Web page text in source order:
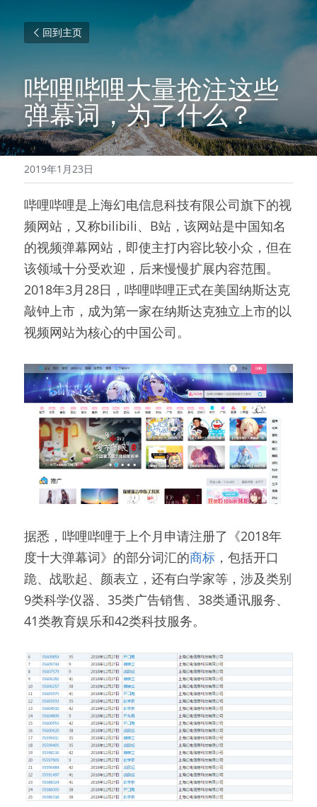
回到主页
哔哩哔哩大量抢注这些
弹幕词，为了什么？
2019年1月23日
哔哩哔哩是上海幻电信息科技有限公司旗下的视
频网站，又称bilibili、B站，该网站是中国知名
的视频弹幕网站，即使主打内容比较小众，但在
该领域十分受欢迎，后来慢慢扩展内容范围。
2018年3月28日，哔哩哔哩正式在美国纳斯达克
敲钟上市，成为第一家在纳斯达克独立上市的以
视频网站为核心的中国公司。
据悉，哔哩哔哩于上个月申请注册了《2018年
度十大弹幕词》的部分词汇的商标 ，包括开口
跪、战歌起、颜表立，还有白学家等，涉及类别
9类科学仪器、35类广告销售、38类通讯服务、
41类教育娱乐和42类科技服务。